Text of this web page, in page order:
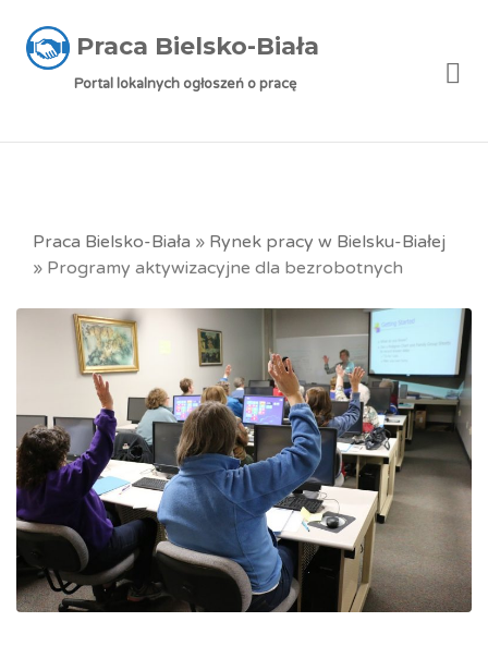
Praca Bielsko-Biała
Portal lokalnych ogłoszeń o pracę
Praca Bielsko-Biała » Rynek pracy w Bielsku-Białej
» Programy aktywizacyjne dla bezrobotnych